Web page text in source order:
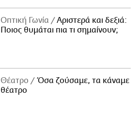
Οπτική Γωνία
Αριστερά και δεξιά:
Ποιος θυμάται πια τι σημαίνουν;
Θέατρο
Όσα ζούσαμε, τα κάναμε
θέατρο